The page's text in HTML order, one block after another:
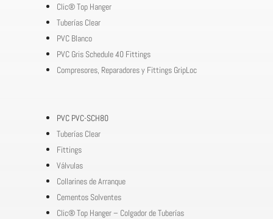
Clic® Top Hanger
Tuberías Clear
PVC Blanco
PVC Gris Schedule 40 Fittings
Compresores, Reparadores y Fittings GripLoc
PVC PVC-SCH80
Tuberías Clear
Fittings
Válvulas
Collarines de Arranque
Cementos Solventes
Clic® Top Hanger – Colgador de Tuberías